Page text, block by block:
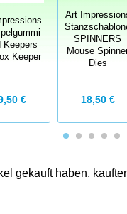
Keepers
Keeper
€
Art
SPINNERS
Mouse
Dies
18,50 €
gekauft haben,